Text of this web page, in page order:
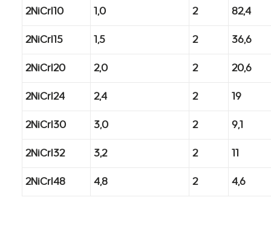
2NiCrI10 1,0 2 82,4
2NiCrI15 1,5 2 36,6
2NiCrI20 2,0 2 20,6
2NiCrI24 2,4 2 19
2NiCrI30 3,0 2 9,1
2NiCrI32 3,2 2 11
2NiCrI48 4,8 2 4,6